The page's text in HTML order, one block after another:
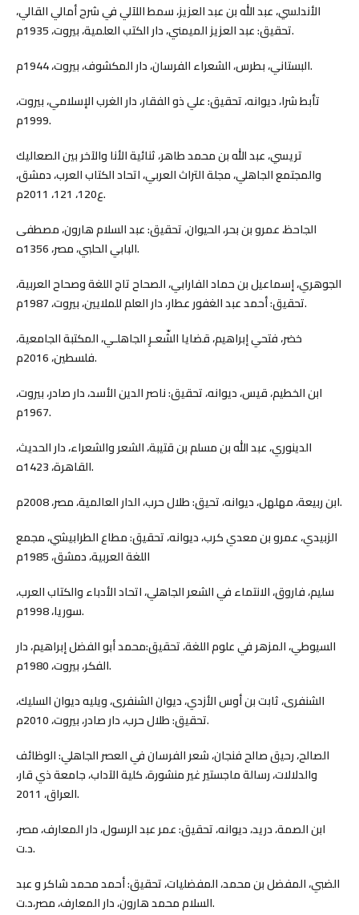
الأندلسي، عبد الله بن عبد العزيز، سمط اللآلي في شرح أمالي القالي،
تحقيق: عبد العزيز الميمني، دار الكتب العلمية، بيروت، 1935م.
البستاني، بطرس، الشعراء الفرسان، دار المكشوف، بيروت، 1944م.
تأبط شرا، ديوانه، تحقيق: علي ذو الفقار، دار الغرب الإسلامي، بيروت،
1999م.
تريسي، عبد الله بن محمد طاهر، ثنائية الأنا والآخر بين الصعاليك
والمجتمع الجاهلي، مجلة التراث العربي، اتحاد الكتاب العرب، دمشق،
ع120، 121، 2011م.
الجاحظ، عمرو بن بحر، الحيوان، تحقيق: عبد السلام هارون، مصطفى
البابي الحلبي، مصر، 1356ه.
الجوهري، إسماعيل بن حماد الفارابي، الصحاح تاج اللغة وصحاح العربية،
تحقيق: أحمد عبد الغفور عطار، دار العلم للملايين، بيروت، 1987م.
خضر، فتحي إبراهيم، قضايا الشّعـرِ الجاهلـي، المكتبة الجامعية،
فلسطين، 2016م.
ابن الخطيم، قيس، ديوانه، تحقيق: ناصر الدين الأسد، دار صادر، بيروت،
1967م.
الدينوري، عبد الله بن مسلم بن قتيبة، الشعر والشعراء، دار الحديث،
القاهرة، 1423ه.
ابن ربيعة، مهلهل، ديوانه، تحيق: طلال حرب، الدار العالمية، مصر، 2008م.
الزبيدي، عمرو بن معدي كرب، ديوانه، تحقيق: مطاع الطرابيشي، مجمع
اللغة العربية، دمشق، 1985م
سليم، فاروق، الانتماء في الشعر الجاهلي، اتحاد الأدباء والكتاب العرب،
سوريا، 1998م.
السيوطي، المزهر في علوم اللغة، تحقيق:محمد أبو الفضل إبراهيم، دار
الفكر، بيروت، 1980م.
الشنفرى، ثابت بن أوس الأزدي، ديوان الشنفرى، ويليه ديوان السليك،
تحقيق: طلال حرب، دار صادر، بيروت، 2010م.
الصالح، رحيق صالح فنجان، شعر الفرسان في العصر الجاهلي: الوظائف
والدلالات، رسالة ماجستير غير منشورة، كلية الآداب، جامعة ذي قار،
العراق، 2011.
ابن الصمة، دريد، ديوانه، تحقيق: عمر عبد الرسول، دار المعارف، مصر،
د.ت.
الضبي، المفضل بن محمد، المفضليات، تحقيق: أحمد محمد شاكر و عبد
السلام محمد هارون، دار المعارف، مصر،د.ت.